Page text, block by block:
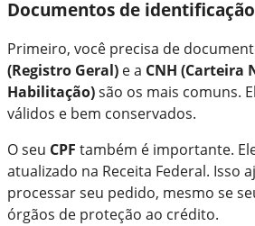
Documentos de
Primeiro, você precisa de
(Registro Geral) e a CNH (Carteira
Habilitação)são os mais comuns.
válidos e bem conservados.
O seu CPF também é importante.
atualizado na Receita Federal. Isso
processar seu pedido, mesmo se
órgãos de proteção ao crédito.